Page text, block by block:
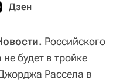
Дзен
Российского
будет в тройке
Рассела в